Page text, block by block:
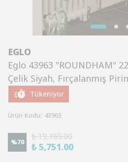
EGLO
Eglo 43963 "ROUNDHAM"
Çelik Siyah, Fırçalanmış
Tükeniyor
Ürün Kodu: 43963
%70
₺ 19,169.00
₺ 5,751.00